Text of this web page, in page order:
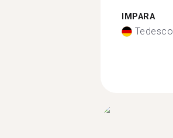
IMPARA
Tedesco